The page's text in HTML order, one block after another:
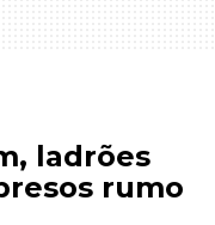
ladrões
rumo